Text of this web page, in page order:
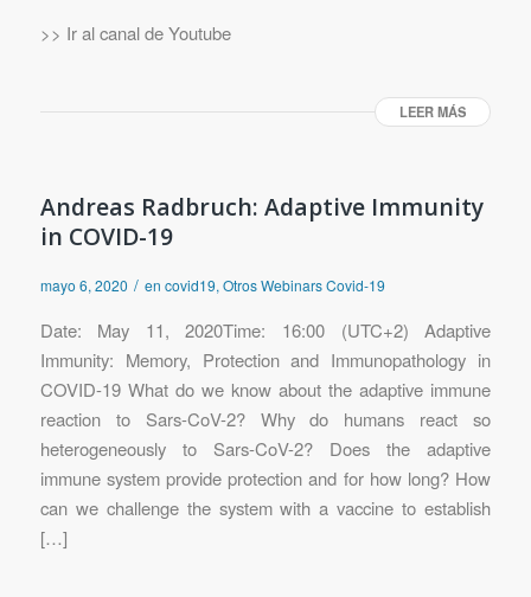
>> Ir al canal de Youtube
LEER MÁS
Andreas Radbruch: Adaptive Immunity
in COVID-19
mayo 6, 2020 / en covid19, Otros Webinars Covid-19
Date: May 11, 2020Time: 16:00 (UTC+2) Adaptive
Immunity: Memory, Protection and Immunopathology in
COVID-19 What do we know about the adaptive immune
reaction to Sars-CoV-2? Why do humans react so
heterogeneously to Sars-CoV-2? Does the adaptive
immune system provide protection and for how long? How
can we challenge the system with a vaccine to establish
[…]